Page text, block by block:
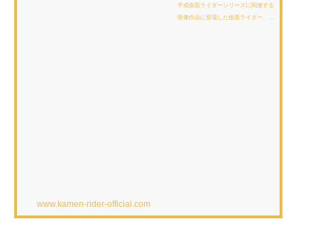
平成仮面ライダーシリーズに関連する
映像作品に登場した仮面ライダー、変
www.kamen-rider-official.com